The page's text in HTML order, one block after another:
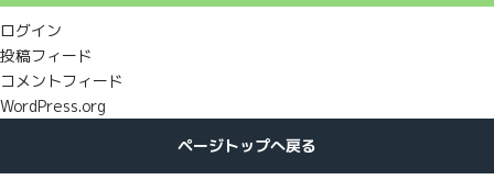
ログイン
投稿フィード
コメントフィード
WordPress.org